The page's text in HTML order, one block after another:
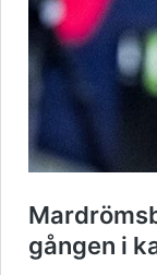
gången i